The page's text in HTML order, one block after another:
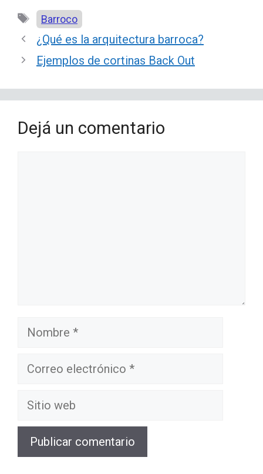
Etiquetas
Barroco
¿Qué es la arquitectura barroca?
Ejemplos de cortinas Back Out
Dejá un comentario
Nombre
Correo
Sitio